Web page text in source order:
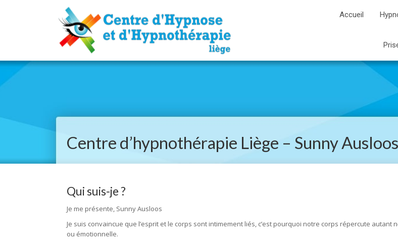
Accueil
Centre d’hypnothérapie Liège – Sunny Ausloos
Qui suis-je ?
Je me présente, Sunny Ausloos
Je suis convaincue que l’esprit et le corps sont intimement liés, c’est pourquoi notre corps répercute autant
ou émotionnelle.